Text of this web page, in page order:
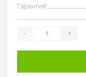
Гарантия:
- +